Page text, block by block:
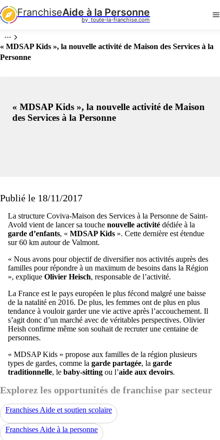
FranchiseAide à la Personne
by  toute-la-franchise.com
« MDSAP Kids », la nouvelle activité de Maison des Services à la
Personne
« MDSAP Kids », la nouvelle activité de Maison
des Services à la Personne
Publié le 18/11/2017
La structure Coviva-Maison des Services à la Personne de Saint-
Avold vient de lancer sa touche nouvelle activité dédiée à la
garde d’enfants, « MDSAP Kids ». Cette dernière est étendue
sur 60 km autour de Valmont.
« Nous avons pour objectif de diversifier nos activités auprès des
familles pour répondre à un maximum de besoins dans la Région
», explique Olivier Heisch, responsable de l’activité.
La France est le pays européen le plus fécond malgré une baisse
de la natalité en 2016. De plus, les femmes ont de plus en plus
tendance à vouloir garder une vie active après l’accouchement. Il
s’agit donc d’un marché avec de véritables perspectives. Olivier
Heish confirme même son souhait de recruter une centaine de
personnes.
« MDSAP Kids » propose aux familles de la région plusieurs
types de gardes, comme la garde partagée, la garde
traditionnelle, le baby-sitting ou l’aide aux devoirs.
Explorez les opportunités de franchise par secteur
Franchises Aide et soutien scolaire
Franchises Aide à la personne